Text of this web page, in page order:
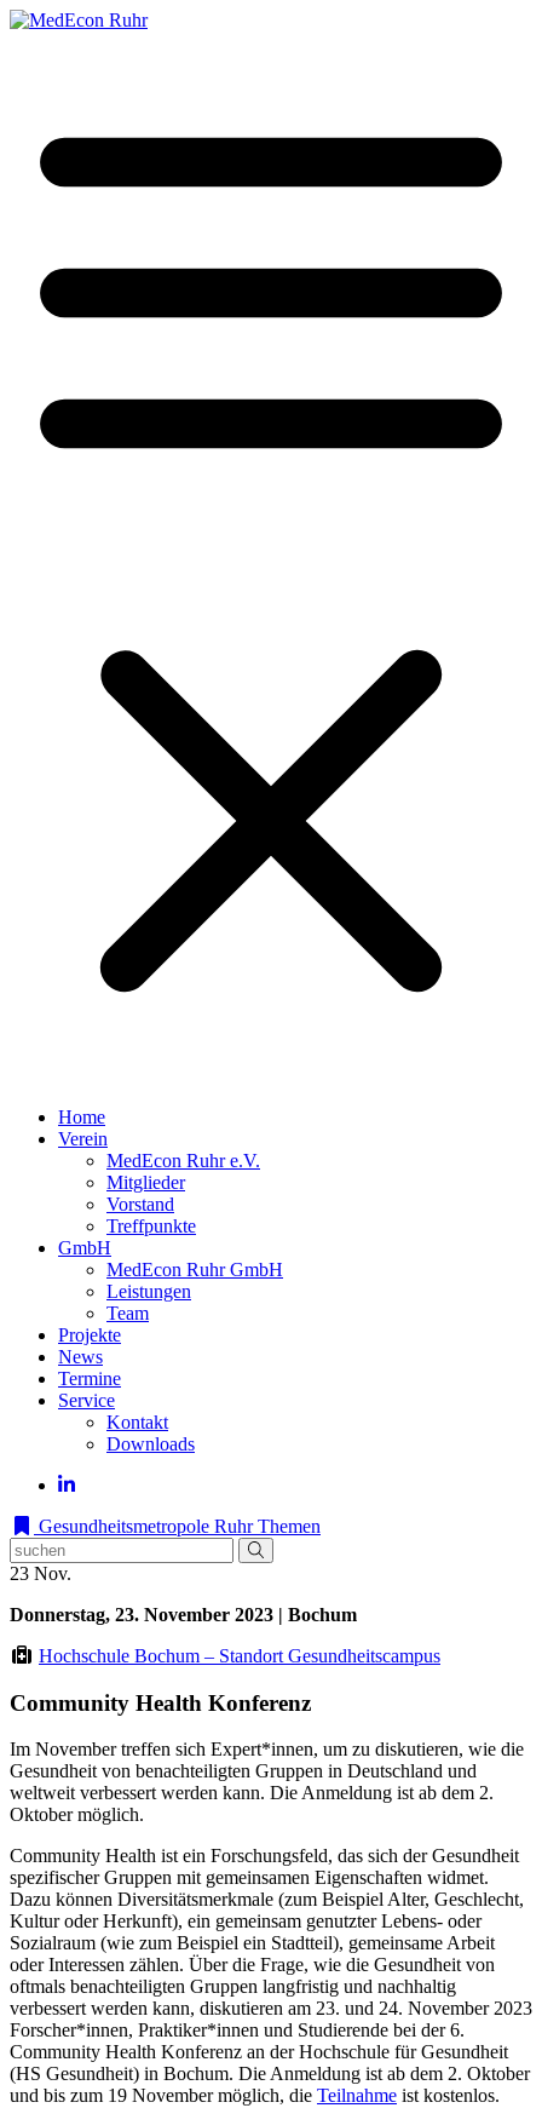
Home
Verein
MedEcon Ruhr e.V.
Mitglieder
Vorstand
Treffpunkte
GmbH
MedEcon Ruhr GmbH
Leistungen
Team
Projekte
News
Termine
Service
Kontakt
Downloads
Gesundheitsmetropole Ruhr Themen
23 Nov.
Donnerstag, 23. November 2023 | Bochum
Hochschule Bochum – Standort Gesundheitscampus
Community Health Konferenz
Im November treffen sich Expert*innen, um zu diskutieren, wie die
Gesundheit von benachteiligten Gruppen in Deutschland und
weltweit verbessert werden kann. Die Anmeldung ist ab dem 2.
Oktober möglich.
Community Health ist ein Forschungsfeld, das sich der Gesundheit
spezifischer Gruppen mit gemeinsamen Eigenschaften widmet.
Dazu können Diversitätsmerkmale (zum Beispiel Alter, Geschlecht,
Kultur oder Herkunft), ein gemeinsam genutzter Lebens- oder
Sozialraum (wie zum Beispiel ein Stadtteil), gemeinsame Arbeit
oder Interessen zählen. Über die Frage, wie die Gesundheit von
oftmals benachteiligten Gruppen langfristig und nachhaltig
verbessert werden kann, diskutieren am 23. und 24. November 2023
Forscher*innen, Praktiker*innen und Studierende bei der 6.
Community Health Konferenz an der Hochschule für Gesundheit
(HS Gesundheit) in Bochum. Die Anmeldung ist ab dem 2. Oktober
und bis zum 19 November möglich, die Teilnahme ist kostenlos.